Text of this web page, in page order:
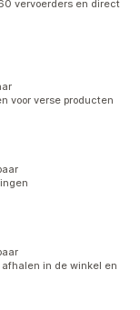
vervoerders en direct
voor verse producten
in de winkel en